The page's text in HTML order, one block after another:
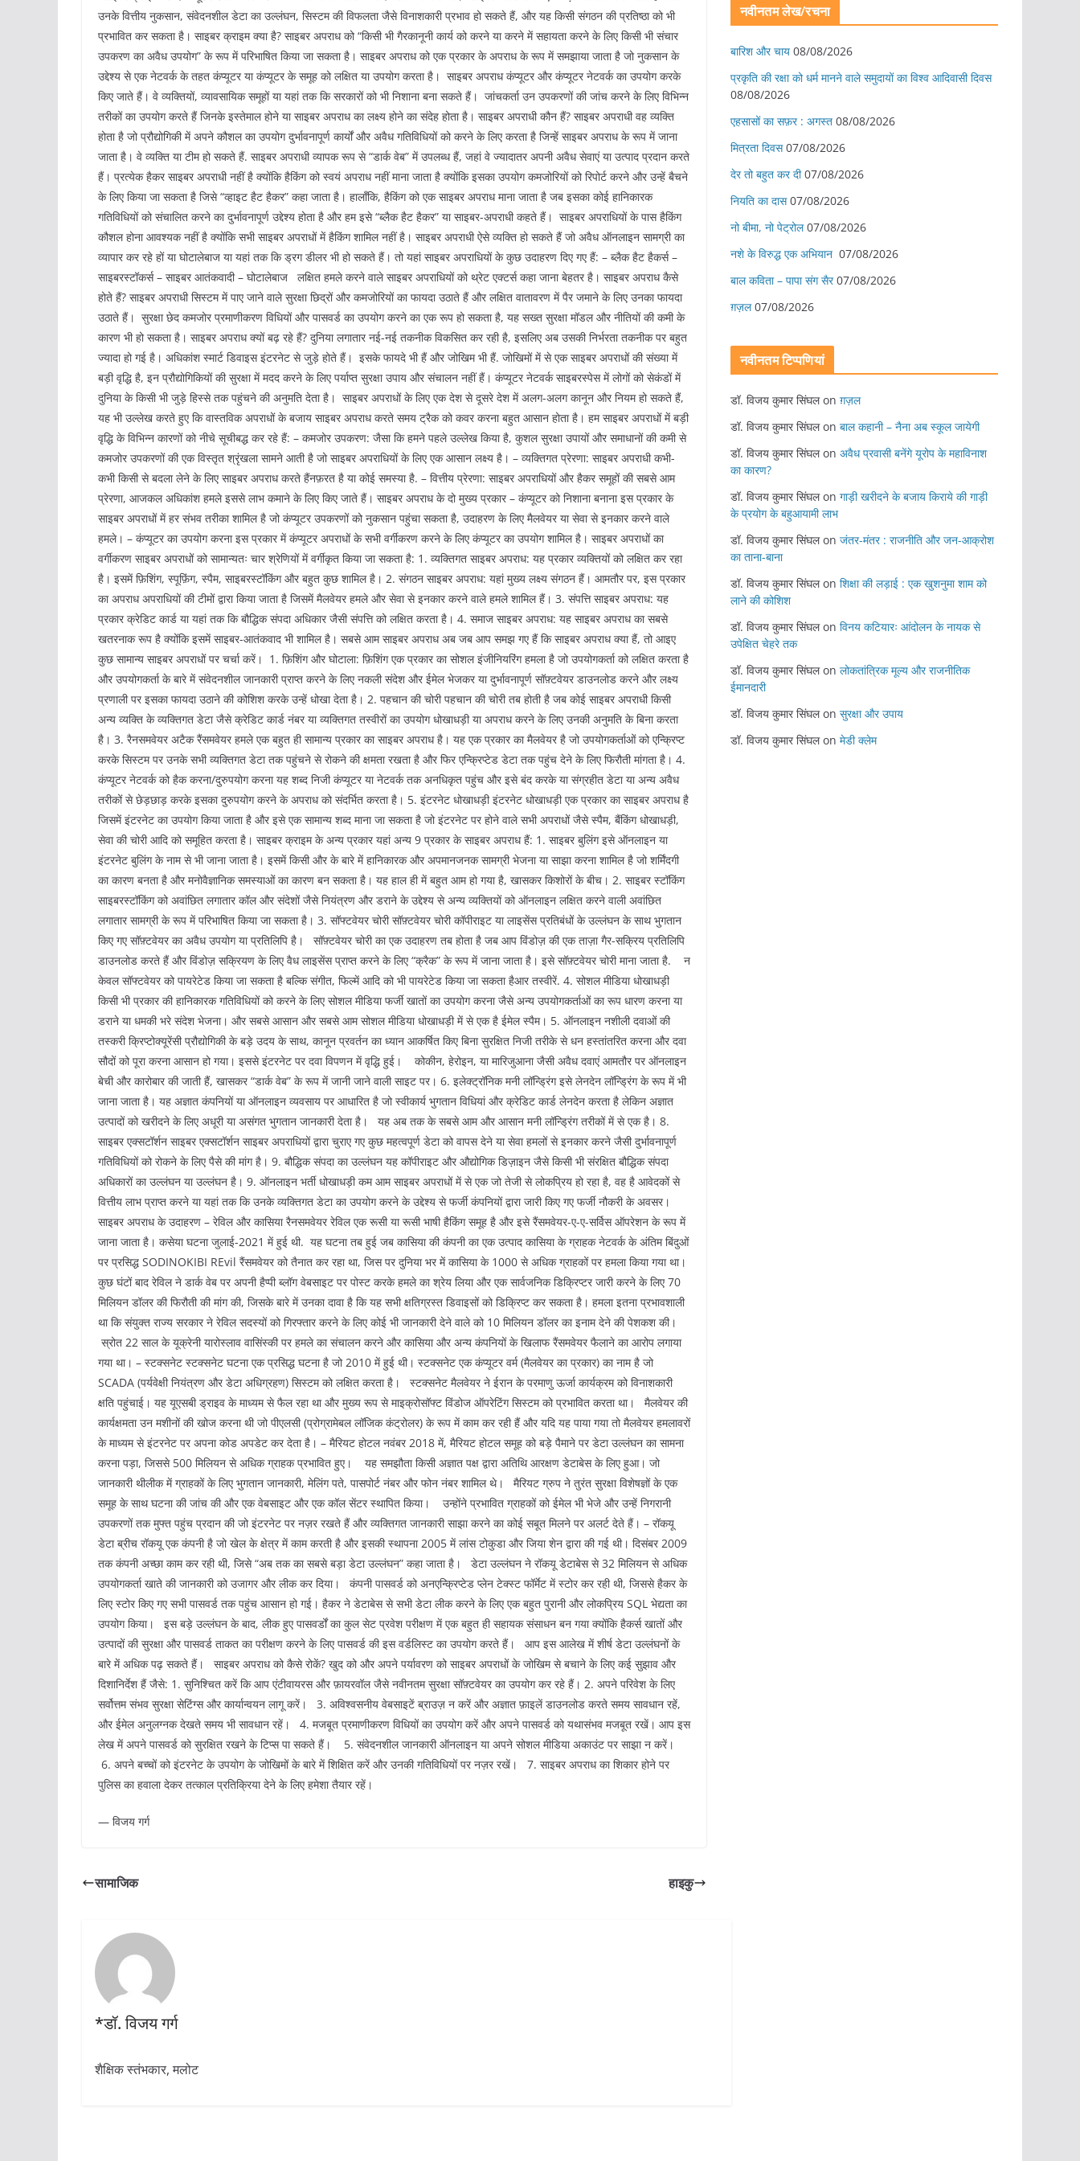
— विजय गर्ग
सामाजिक हाइकु
*डॉ. विजय गर्ग
शैक्षिक स्तंभकार, मलोट
नवीनतम लेख/रचना
बारिश और चाय 08/08/2026
प्रकृति की रक्षा को धर्म मानने वाले समुदायों का विश्व आदिवासी दिवस
08/08/2026
एहसासों का सफ़र : अगस्त 08/08/2026
मित्रता दिवस 07/08/2026
देर तो बहुत कर दी 07/08/2026
नियति का दास 07/08/2026
नो बीमा, नो पेट्रोल 07/08/2026
नशे के विरुद्ध एक अभियान 07/08/2026
बाल कविता – पापा संग सैर 07/08/2026
ग़ज़ल 07/08/2026
नवीनतम टिप्पणियां
डॉ. विजय कुमार सिंघलon ग़ज़ल
डॉ. विजय कुमार सिंघलon बाल कहानी – नैना अब स्कूल जायेगी
डॉ. विजय कुमार सिंघलon अवैध प्रवासी बनेंगे यूरोप के महाविनाश
का कारण?
डॉ. विजय कुमार सिंघलon गाड़ी खरीदने के बजाय किराये की गाड़ी
के प्रयोग के बहुआयामी लाभ
डॉ. विजय कुमार सिंघलon जंतर-मंतर : राजनीति और जन-आक्रोश
का ताना-बाना
डॉ. विजय कुमार सिंघलon शिक्षा की लड़ाई : एक खुशनुमा शाम को
लाने की कोशिश
डॉ. विजय कुमार सिंघलon विनय कटियारः आंदोलन के नायक से
उपेक्षित चेहरे तक
डॉ. विजय कुमार सिंघलon लोकतांत्रिक मूल्य और राजनीतिक
ईमानदारी
डॉ. विजय कुमार सिंघलon सुरक्षा और उपाय
डॉ. विजय कुमार सिंघलon मेडी क्लेम